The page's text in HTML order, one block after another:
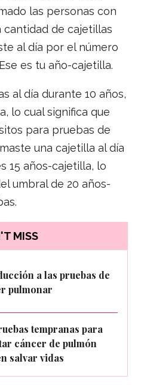
las personas con
de cajetillas
al día por el número
es tu año-cajetilla.
al día durante 10 años,
lo cual significa que
para pruebas de
una cajetilla al día
15 años-cajetilla, lo
umbral de 20 años-
MISS
a las pruebas de
pulmonar
tempranas para
cáncer de pulmón
salvar vidas